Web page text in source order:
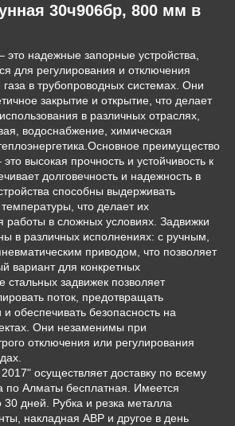
30ч906бр, 800 мм в
это надежные запорные устройства,
для регулирования и отключения
газа в трубопроводных системах. Они
закрытие и открытие, что делает
в различных отраслях,
водоснабжение, химическая
преимущество
высокая прочность и устойчивость к
долговечность и надежность в
способны выдерживать
что делает их
работы в сложных условиях. Задвижки
в различных исполнениях: с ручным,
приводом, что позволяет
вариант для конкретных
стальных задвижек позволяет
поток, предотвращать
обеспечивать безопасность на
Они незаменимы при
отключения или регулирования
осуществляет доставку по всему
по Алматы бесплатная. Имеется
30 дней. Рубка и резка металла
накладная АВР и другое в день